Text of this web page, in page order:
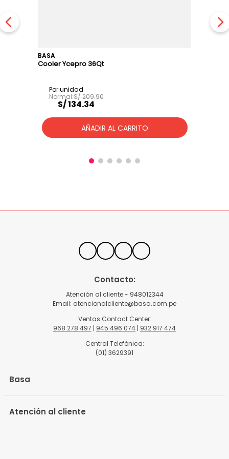
BASA
Cooler Ycepro 36Qt
S/209.90
S/134.34
Contacto:
Atención al cliente - 948012344
Email: atencionalcliente@basa.com.pe
Ventas Contact Center:
968 278 497 | 945 496 074 | 932 917 474
Central Telefónica:
(01) 3629391
Basa
Atención al cliente